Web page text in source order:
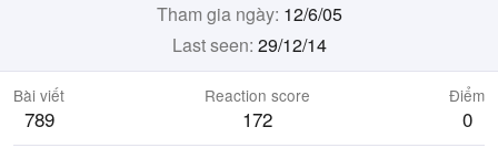
Tham gia ngày 12/6/05
Last seen 29/12/14
Bài viết
789
Reaction score
172
Điểm
0